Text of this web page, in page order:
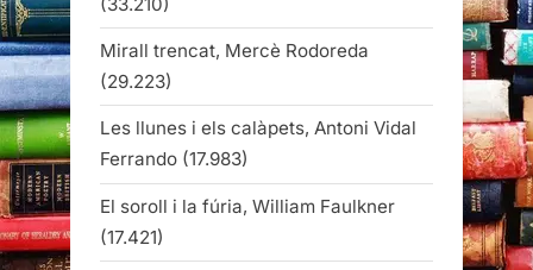
Mirall trencat, Mercè Rodoreda
(29.223)
Les llunes i els calàpets, Antoni Vidal
Ferrando (17.983)
El soroll i la fúria, William Faulkner
(17.421)